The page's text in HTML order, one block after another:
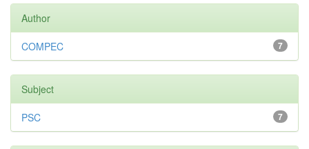
Author
7
COMPEC
Subject
7
PSC